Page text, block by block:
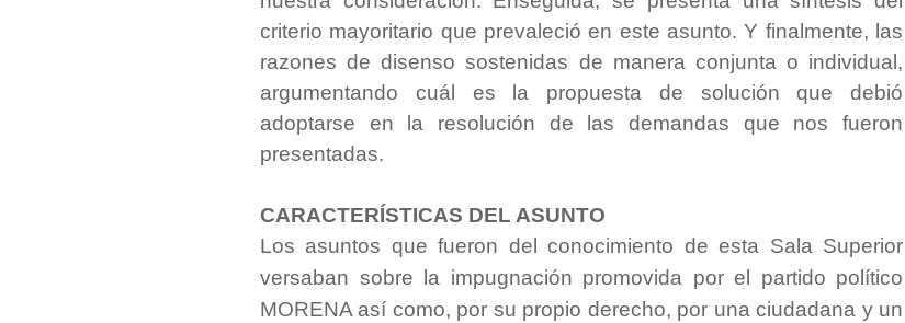
criterio mayoritario que prevaleció en este asunto. Y finalmente, las
razones de disenso sostenidas de manera conjunta o individual,
argumentando cuál es la propuesta de solución que debió
adoptarse en la resolución de las demandas que nos fueron
presentadas.
CARACTERÍSTICAS DEL ASUNTO
Los asuntos que fueron del conocimiento de esta Sala Superior
versaban sobre la impugnación promovida por el partido político
MORENA así como, por su propio derecho, por una ciudadana y un